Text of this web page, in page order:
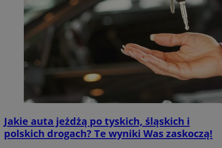
Jakie auta jeżdżą po tyskich, śląskich i
polskich drogach? Te wyniki Was zaskoczą!